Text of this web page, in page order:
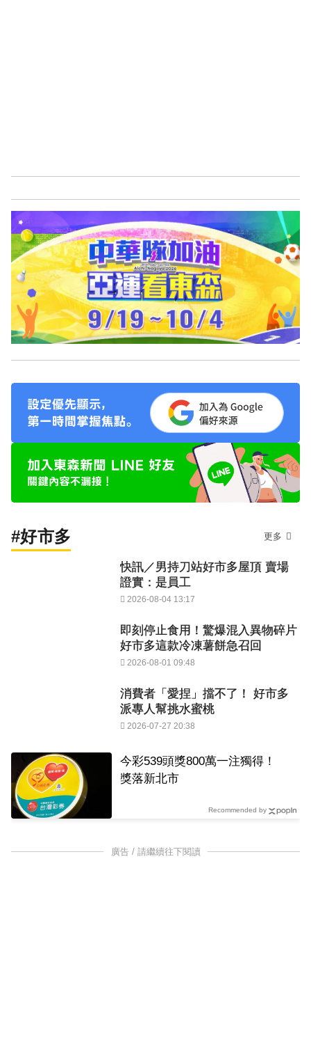
#好市多 更多
快訊／男持刀站好市多屋頂 賣場
證實：是員工
2026-08-04 13:17
即刻停止食用！驚爆混入異物碎片
好市多這款冷凍薯餅急召回
2026-08-01 09:48
消費者「愛捏」擋不了！ 好市多
派專人幫挑水蜜桃
2026-07-27 20:38
今彩539頭獎800萬一注獨得！
獎落新北市
Recommended by
廣告 / 請繼續往下閱讀